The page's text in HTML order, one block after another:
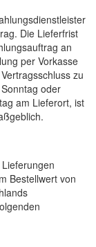
Die Lieferfrist
an
per Vorkasse
zu
oder
am Lieferort, ist
Bestellwert von